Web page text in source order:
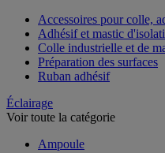
Accessoires pour colle,
Adhésif et mastic
Colle industrielle et de
Préparation des surfaces
Ruban adhésif
Éclairage
Voir toute la catégorie
Ampoule